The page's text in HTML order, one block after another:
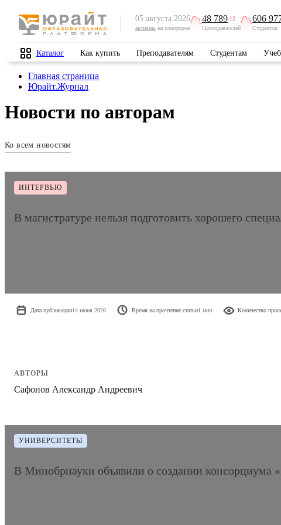
05 августа 2026
активны на платформе
48 789-12
Преподавателей
606
Студентов
Каталог Как купить Преподавателям Студентам
Главная страница
Юрайт.Журнал
Новости по авторам
Ко всем новостям
ИНТЕРВЬЮ
В магистратуре нельзя подготовить хорошего
Дата публикации14 июня 2026 Время на прочтение статьи1 мин Количество
АВТОРЫ
Сафонов Александр Андреевич
УНИВЕРСИТЕТЫ
В Минобрнауки объявили о создании консорциума